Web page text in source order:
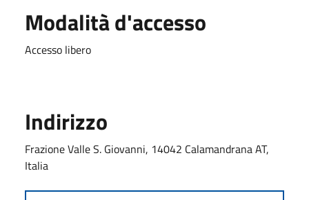
Modalità d'accesso
Accesso libero
Indirizzo
Frazione Valle S. Giovanni, 14042 Calamandrana AT,
Italia